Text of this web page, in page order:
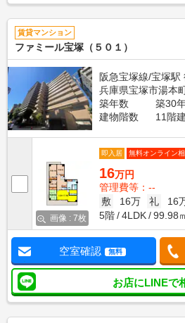
賃貸マンション
ファミール宝塚（５０１）
阪急宝塚線/宝塚駅
兵庫県宝塚市湯本
築年数
築30
建物階数
11階
画像 : 7枚
即入居 無料オンライン
16万円
管理費等：--
敷
16万 礼
16
5階
4LDK 99.98
空室確認 無料
お店にLINEで